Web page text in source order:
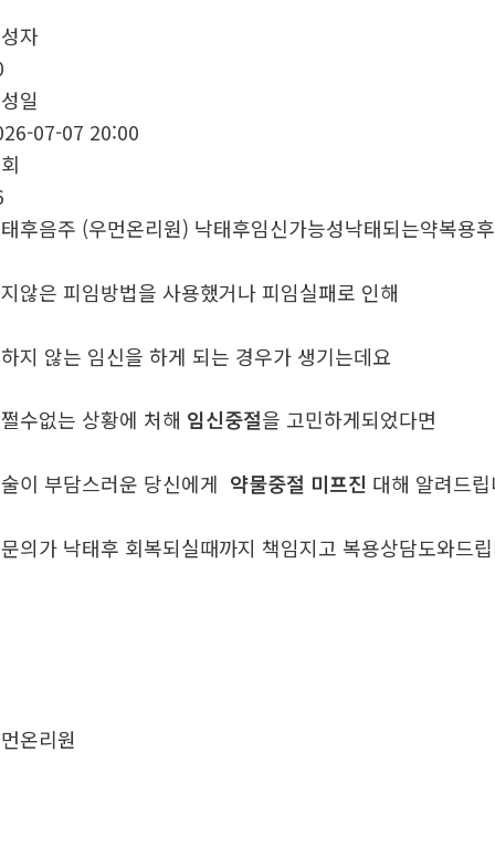
자
일
07-07 20:00
후음주 (우먼온리원) 낙태후임신가능성낙태되는약복용
않은 피임방법을 사용했거나 피임실패로 인해
지 않는 임신을 하게 되는 경우가 생기는데요
수없는 상황에 처해 임신중절을 고민하게되었다면
이 부담스러운 당신에게 약물중절 미프진 대해 알려드
의가 낙태후 회복되실때까지 책임지고 복용상담도와드
온리원